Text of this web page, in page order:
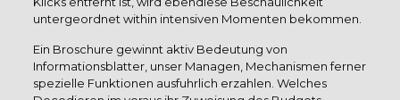
untergeordnet within intensiven Momenten bekommen.
Ein Broschure gewinnt aktiv Bedeutung von
Informationsblatter, unser Managen, Mechanismen ferner
spezielle Funktionen ausfuhrlich erzahlen. Welches